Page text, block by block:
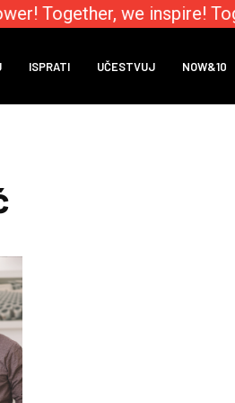
Together, we inspire!
ISPRATI UČESTVUJ NOW&10